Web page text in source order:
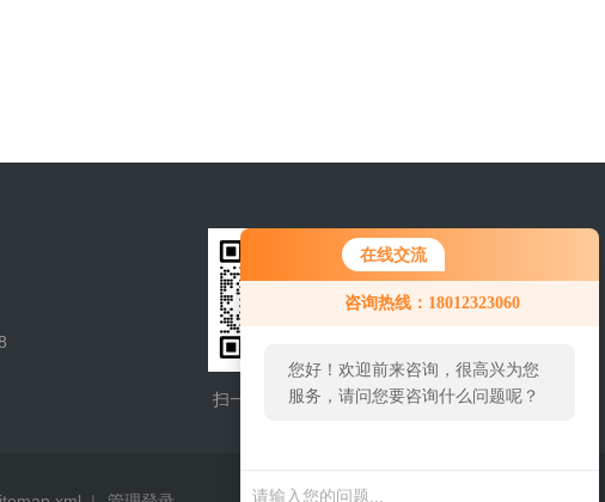
在线交流
咨询热线：18012323060
您好！欢迎前来咨询，很高兴为您
服务，请问您要咨询什么问题呢？
手机查看
扫一扫，添加微信